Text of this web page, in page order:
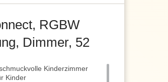
RGBW
Dimmer, 52
Kinderzimmer
Kinder